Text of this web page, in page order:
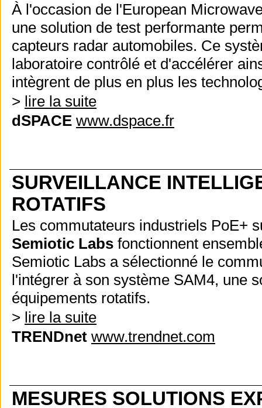
À l'occasion de l'European
une solution de test performante
capteurs radar automobiles. Ce
laboratoire contrôlé et d'accélérer
intègrent de plus en plus les
> lire la suite
dSPACE www.dspace.fr
SURVEILLANCE
ROTATIFS
Les commutateurs industriels PoE+
Semiotic Labs fonctionnent
Semiotic Labs a sélectionné le
l'intégrer à son système SAM4, une
équipements rotatifs.
> lire la suite
TRENDnet www.trendnet.com
MESURES SOLUTIONS